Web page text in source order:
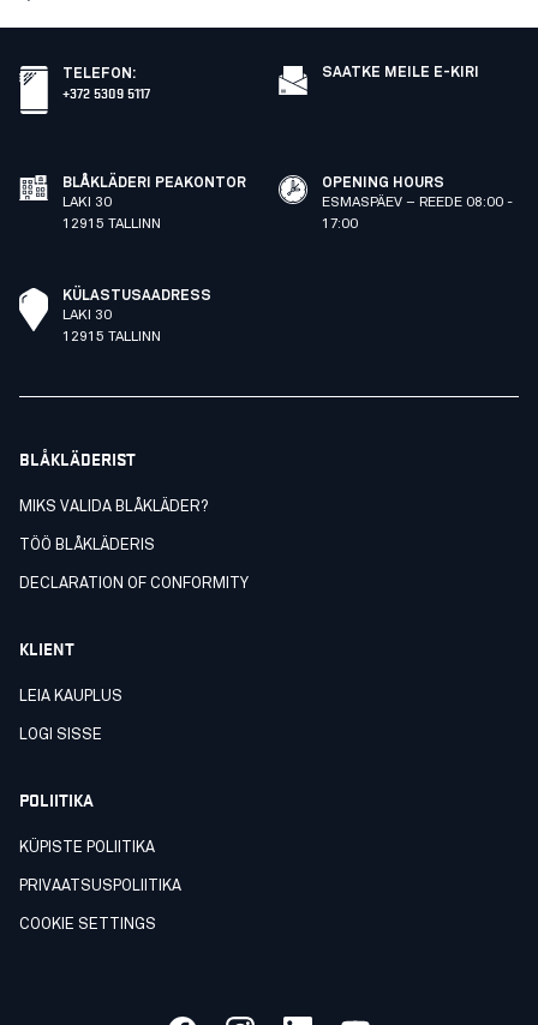
TELEFON :
+372 5309 5117
SAATKE MEILE E-KIRI
BLÅKLÄDERI PEAKONTOR
LAKI 30
12915 TALLINN
OPENING HOURS
ESMASPÄEV – REEDE 08:00 -
17:00
KÜLASTUSAADRESS
LAKI 30
12915 TALLINN
BLÅKLÄDERIST
MIKS VALIDA BLÅKLÄDER?
TÖÖ BLÅKLÄDERIS
DECLARATION OF CONFORMITY
KLIENT
LEIA KAUPLUS
LOGI SISSE
POLIITIKA
KÜPISTE POLIITIKA
PRIVAATSUSPOLIITIKA
COOKIE SETTINGS